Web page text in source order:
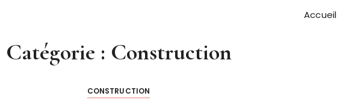
Accueil
Catégorie : Construction
CONSTRUCTION